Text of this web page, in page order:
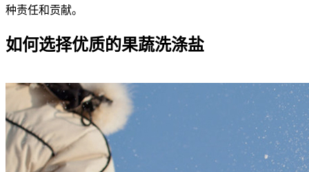
种责任和贡献。
如何选择优质的果蔬洗涤盐